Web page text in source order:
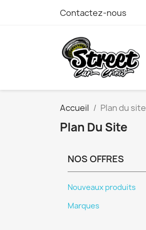
Contactez-nous
Accueil Plan du site
Plan Du Site
NOS OFFRES
Nouveaux produits
Marques